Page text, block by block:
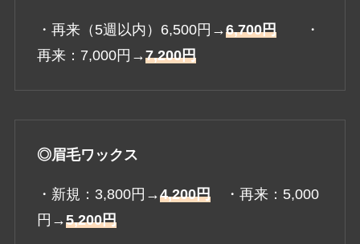
・再来（5週以内）6,500円→6,700円・
再来：7,000円→7,200円
◎眉毛ワックス
・新規：3,800円→4,200円・再来：5,000
円→5,200円